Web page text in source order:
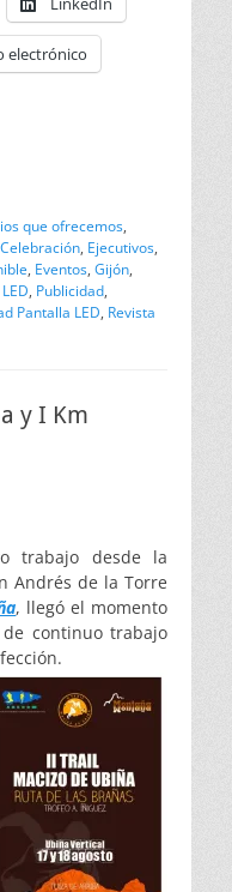
electrónico
que ofrecemos,
Celebración, Ejecutivos,
, Eventos, Gijón,
, Publicidad,
Pantalla LED, Revista
y I Km
trabajo desde la
Andrés de la Torre
, llegó el momento
continuo trabajo